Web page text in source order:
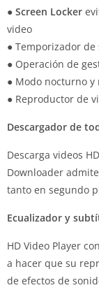
● Screen Locker
video
● Temporizador de
● Operación de
● Modo nocturno
● Reproductor de
Descargador de
Descarga videos
Downloader
tanto en segundo
Ecualizador y
HD Video Player
a hacer que su
de efectos de